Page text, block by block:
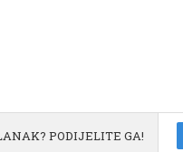
PODIJELITE GA!